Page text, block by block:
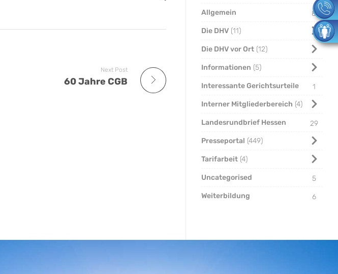
Next Post
60 Jahre CGB
Allgemein
8
Die DHV 11
Die DHV vor Ort 12
Informationen 5
Interessante Gerichtsurteile
1
Interner Mitgliederbereich 4
Landesrundbrief Hessen
29
Presseportal 449
Tarifarbeit 4
Uncategorised
5
Weiterbildung
6